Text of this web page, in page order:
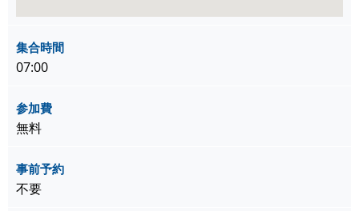
集合時間
07:00
参加費
無料
事前予約
不要